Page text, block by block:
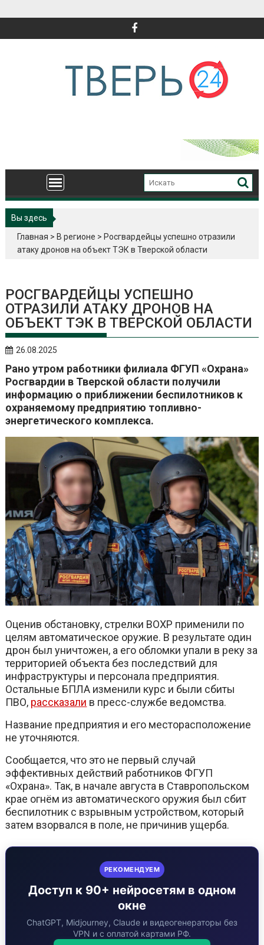
Вы здесь
Главная > В регионе > Росгвардейцы успешно отразили
атаку дронов на объект ТЭК в Тверской области
РОСГВАРДЕЙЦЫ УСПЕШНО
ОТРАЗИЛИ АТАКУ ДРОНОВ НА
ОБЪЕКТ ТЭК В ТВЕРСКОЙ ОБЛАСТИ
26.08.2025
Рано утром работники филиала ФГУП «Охрана»
Росгвардии в Тверской области получили
информацию о приближении беспилотников к
охраняемому предприятию топливно-
энергетического комплекса.
Оценив обстановку, стрелки ВОХР применили по
целям автоматическое оружие. В результате один
дрон был уничтожен, а его обломки упали в реку за
территорией объекта без последствий для
инфраструктуры и персонала предприятия.
Остальные БПЛА изменили курс и были сбиты
ПВО, рассказали в пресс-службе ведомства.
Название предприятия и его месторасположение
не уточняются.
Сообщается, что это не первый случай
эффективных действий работников ФГУП
«Охрана». Так, в начале августа в Ставропольском
крае огнём из автоматического оружия был сбит
беспилотник с взрывным устройством, который
затем взорвался в поле, не причинив ущерба.
РЕКОМЕНДУЕМ
Доступ к 90+ нейросетям в одном
окне
ChatGPT, Midjourney, Claude и видеогенераторы без
VPN и с оплатой картами РФ.